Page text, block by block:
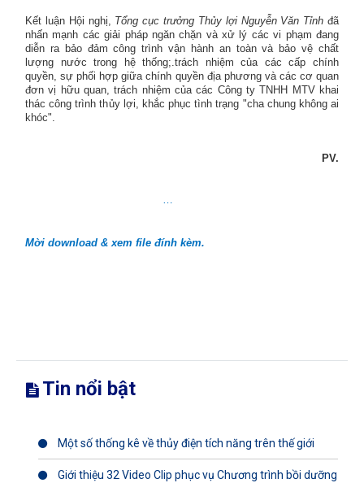
Kết luận Hội nghị, Tổng cục trưởng Thủy lợi Nguyễn Văn Tỉnh đã
nhấn mạnh các giải pháp ngăn chặn và xử lý các vi phạm đang
diễn ra bảo đảm công trình vận hành an toàn và bảo vệ chất
lượng nước trong hệ thống;.trách nhiệm của các cấp chính
quyền, sự phối hợp giữa chính quyền địa phương và các cơ quan
đơn vị hữu quan, trách nhiệm của các Công ty TNHH MTV khai
thác công trình thủy lợi, khắc phục tình trạng "cha chung không ai
khóc".
PV.
Mời download & xem file đính kèm.
Tin nổi bật
Một số thống kê về thủy điện tích năng trên thế giới
Giới thiệu 32 Video Clip phục vụ Chương trình bồi dưỡng